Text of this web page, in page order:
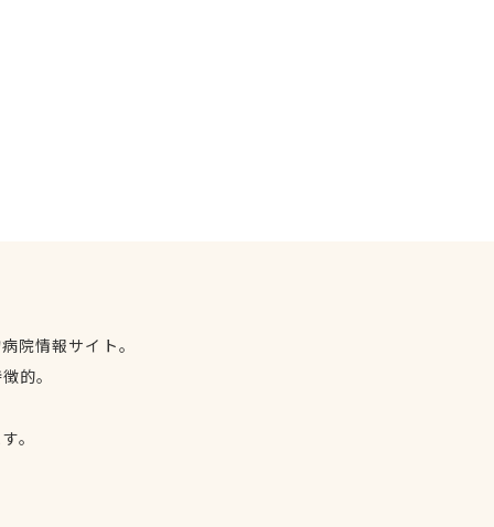
院情報サイト。
的。
。